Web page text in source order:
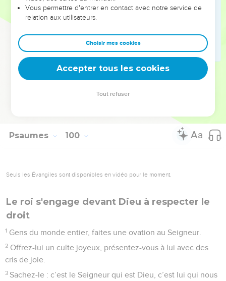
Seigneur notre Dieu, tu leur répondais toi-même ; tu as été
pour eux un Dieu patient, mais tu les as punis de leurs
Proclamez la grandeur du Seigneur, inclinez-vous face à la
montagne qui lui appartient : – Oui, il est l’unique vrai Dieu,
le Seigneur notre Dieu.
© Société biblique française – Bibli’O, 1997, avec autorisation. Pour vous procurer
Psaumes 100
Seuls les Évangiles sont disponibles en vidéo pour le moment.
Le roi s'engage devant Dieu à respecter le
droit
1 Gens du monde entier, faites une ovation au Seigneur.
2 Offrez-lui un culte joyeux, présentez-vous à lui avec des
cris de joie.
3 Sachez-le : c’est le Seigneur qui est Dieu, c’est lui qui nous
Vous permettre d'entrer en contact avec notre service de
relation aux utilisateurs.
Choisir mes cookies
Accepter tous les cookies
Tout refuser